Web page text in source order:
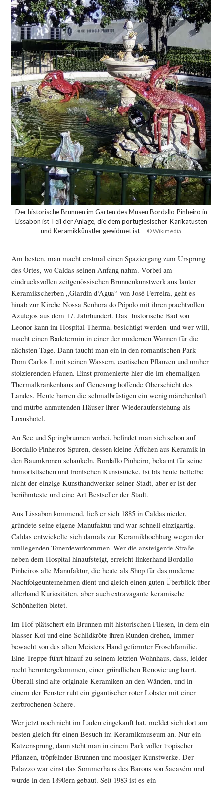
Der historische Brunnen im Garten des Museu Bordallo Pinheiro in
Lissabon ist Teil der Anlage, die dem portugiesischen Karikatusten
und Keramikkünstler gewidmet ist
© Wikimedia
Am besten, man macht erstmal einen Spaziergang zum Ursprung
des Ortes, wo Caldas seinen Anfang nahm. Vorbei am
eindrucksvollen zeitgenössischen Brunnenkunstwerk aus lauter
Keramikscherben „Giardin d‘Agua“ von José Ferreira, geht es
hinab zur Kirche Nossa Senhora do Pópolo mit ihren prachtvollen
Azulejos aus dem 17. Jahrhundert. Das historische Bad von
Leonor kann im Hospital Thermal besichtigt werden, und wer will,
macht einen Badetermin in einer der modernen Wannen für die
nächsten Tage. Dann taucht man ein in den romantischen Park
Dom Carlos I. mit seinen Wassern, exotischen Pflanzen und umher
stolzierenden Pfauen. Einst promenierte hier die im ehemaligen
Thermalkrankenhaus auf Genesung hoffende Oberschicht des
Landes. Heute harren die schmalbrüstigen ein wenig märchenhaft
und mürbe anmutenden Häuser ihrer Wiederauferstehung als
Luxushotel.
An See und Springbrunnen vorbei, befindet man sich schon auf
Bordallo Pinheiros Spuren, dessen kleine Äffchen aus Keramik in
den Baumkronen schaukeln. Bordallo Pinheiro, bekannt für seine
humoristischen und ironischen Kunststücke, ist bis heute beileibe
nicht der einzige Kunsthandwerker seiner Stadt, aber er ist der
berühmteste und eine Art Bestseller der Stadt.
Aus Lissabon kommend, ließ er sich 1885 in Caldas nieder,
gründete seine eigene Manufaktur und war schnell einzigartig.
Caldas entwickelte sich damals zur Keramikhochburg wegen der
umliegenden Tonerdevorkommen. Wer die ansteigende Straße
neben dem Hospital hinaufsteigt, erreicht linkerhand Bordallo
Pinheiros alte Manufaktur, die heute als Shop für das moderne
Nachfolgeunternehmen dient und gleich einen guten Überblick über
allerhand Kuriositäten, aber auch extravagante keramische
Schönheiten bietet.
Im Hof plätschert ein Brunnen mit historischen Fliesen, in dem ein
blasser Koi und eine Schildkröte ihren Runden drehen, immer
bewacht von des alten Meisters Hand geformter Froschfamilie.
Eine Treppe führt hinauf zu seinem letzten Wohnhaus, dass, leider
recht heruntergekommen, einer gründlichen Renovierung harrt.
Überall sind alte originale Keramiken an den Wänden, und in
einem der Fenster ruht ein gigantischer roter Lobster mit einer
zerbrochenen Schere.
Wer jetzt noch nicht im Laden eingekauft hat, meldet sich dort am
besten gleich für einen Besuch im Keramikmuseum an. Nur ein
Katzensprung, dann steht man in einem Park voller tropischer
Pflanzen, tröpfelnder Brunnen und moosiger Kunstwerke. Der
Palazzo war einst das Sommerhaus des Barons von Sacavém und
wurde in den 1890ern gebaut. Seit 1983 ist es ein